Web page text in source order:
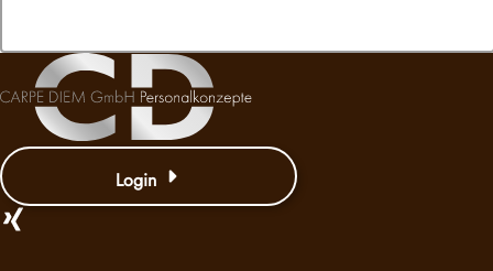
Login